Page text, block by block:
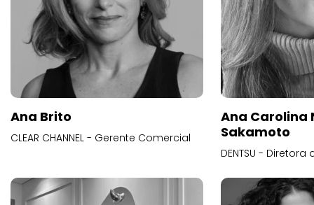
Ana Brito
CLEAR CHANNEL - Gerente Comercial
Ana Carolina
Sakamoto
DENTSU -